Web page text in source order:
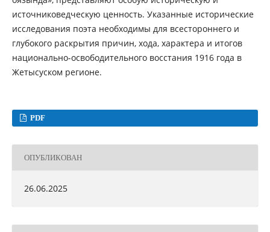
источниковедческую ценность. Указанные исторические
исследования поэта необходимы для всестороннего и
глубокого раскрытия причин, хода, характера и итогов
национально-освободительного восстания 1916 года в
Жетысуском регионе.
PDF
ОПУБЛИКОВАН
26.06.2025